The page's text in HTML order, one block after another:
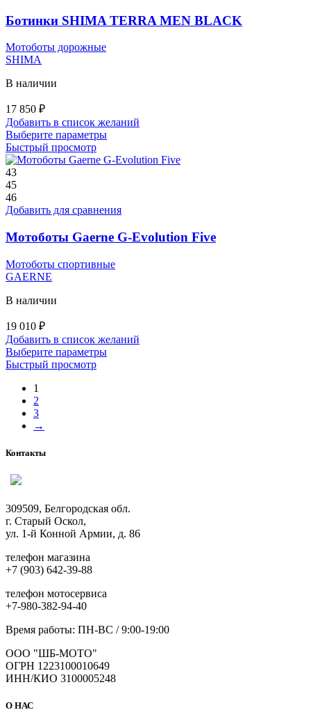
товара.
Ботинки SHIMA TERRA MEN BLACK
Мотоботы дорожные
SHIMA
В наличии
17 850 ₽
Добавить в список желаний
Выберите параметрыЭтот
имеет
можно
на
странице
Быстрый просмотр
43
45
46
Добавить для сравнения
Мотоботы Gaerne G-Evolution Five
Мотоботы спортивные
GAERNE
В наличии
19 010 ₽
Добавить в список желаний
Выберите параметрыЭтот
Быстрый просмотр
1
2
3
→
Контакты
309509, Белгородская обл.
г. Старый Оскол,
ул. 1-й Конной Армии, д. 86
телефон магазина
+7 (903) 642-39-88
телефон мотосервиса
+7-980-382-94-40
Время работы: ПН-ВС / 9:00-19:00
ООО "ШБ-МОТО"
ОГРН 1223100010649
ИНН/КИО 3100005248
О НАС